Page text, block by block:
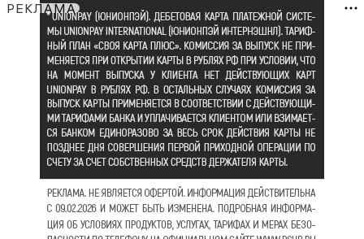
РЕКЛАМА